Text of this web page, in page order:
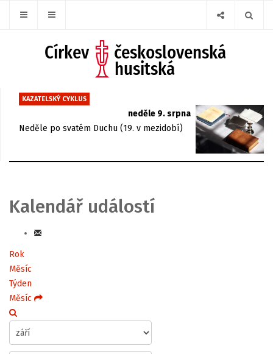
KAZATELSKÝ CYKLUS
neděle 9. srpna
Neděle po svatém Duchu (19. v mezidobí)
Kalendář událostí
Rok
Měsíc
Týden
Měsíc